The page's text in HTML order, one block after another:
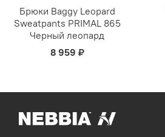
Брюки Baggy Leopard
Sweatpants PRIMAL 865
Черный леопард
8 959 ₽